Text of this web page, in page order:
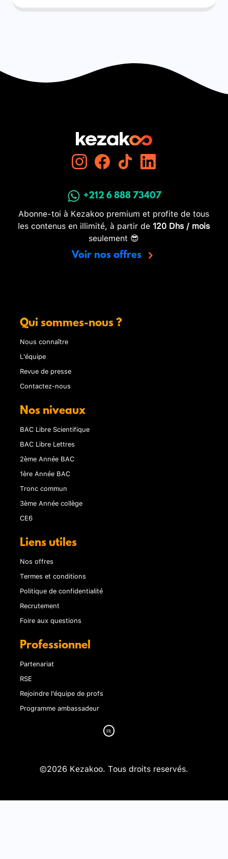
+212 6 888 73407
Abonne-toi à Kezakoo premium et profite de tous
les contenus en illimité, à partir de 120 Dhs / mois
seulement 😎
Voir nos offres
Qui sommes-nous ?
Nous connaître
L'équipe
Revue de presse
Contactez-nous
Nos niveaux
BAC Libre Scientifique
BAC Libre Lettres
2ème Année BAC
1ère Année BAC
Tronc commun
3ème Année collège
CE6
Liens utiles
Nos offres
Termes et conditions
Politique de confidentialité
Recrutement
Foire aux questions
Professionnel
Partenariat
RSE
Rejoindre l'équipe de profs
Programme ambassadeur
©2026 Kezakoo. Tous droits reservés.